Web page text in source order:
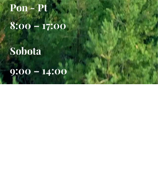
Pon - Pt
8:00 – 17:00
Sobota
9:00 – 14:00